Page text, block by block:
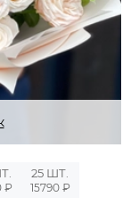
₽
25 ШТ.
15790 ₽